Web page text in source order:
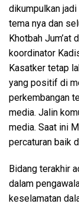
dikumpulkan
tema nya dan
Khotbah Jum’at
koordinator
Kasatker tetap
yang positif di
perkembangan
media. Jalin
media. Saat ini
percaturan baik
Bidang terakhir
dalam
keselamatan